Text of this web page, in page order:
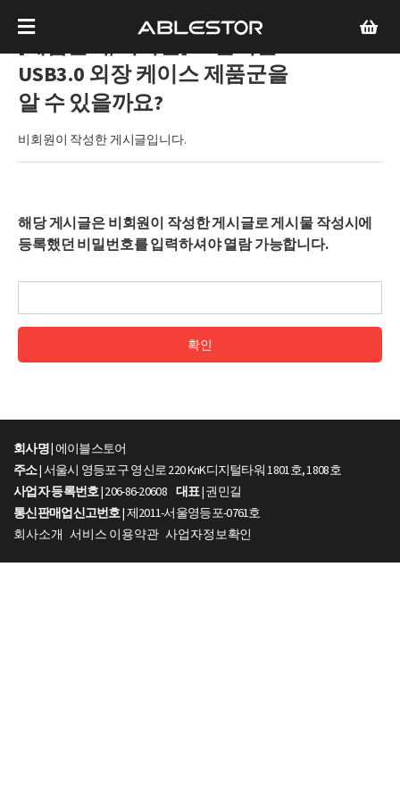
USB3.0 외장 케이스 제품군을
알 수 있을까요?
비회원이 작성한 게시글입니다.
해당 게시글은 비회원이 작성한 게시글로 게시물 작성시에
등록했던 비밀번호를 입력하셔야 열람 가능합니다.
회사명 |에이블스토어
주소| 서울시 영등포구 영신로 220 KnK디지털타워 1801호, 1808호
사업자 등록번호| 206-86-20608 대표| 권민길
통신판매업신고번호| 제2011-서울영등포-0761호
회사소개 서비스 이용약관 사업자정보확인